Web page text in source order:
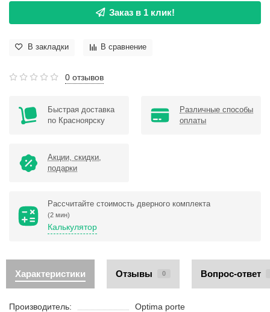
Заказ в 1 клик!
В закладки В сравнение
0 отзывов
Быстрая доставка
по Красноярску
Различные способы
оплаты
Акции, скидки,
подарки
Рассчитайте стоимость дверного комплекта
(2 мин)
Калькулятор
Характеристики Отзывы 0 Вопрос-ответ
Производитель:
Optima porte